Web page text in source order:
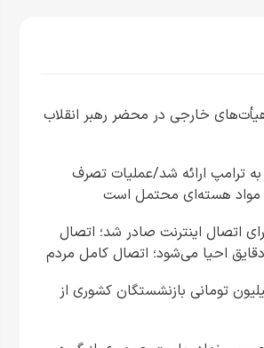
هیأت‌های خارجی در محضر رهبر انقلاب
ترامپ ارائه شد/عملیات تصرف
هسته‌ای محتمل است
اتصال اینترنت صادر شد؛ اتصال
احیا می‌شود؛ اتصال کامل مردم
ثبت‌نام وام ۷۵ میلیون تومانی بازنشستگان کشوری از